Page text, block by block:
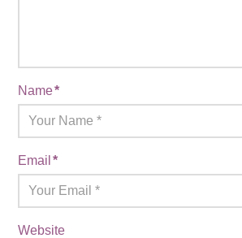
Name*
Email*
Website